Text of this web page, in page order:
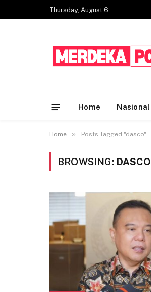
Thursday, August 6
Home Nasional
Home » Posts Tagged "dasco"
BROWSING: DASCO